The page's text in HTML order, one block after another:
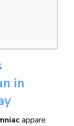
in
appare